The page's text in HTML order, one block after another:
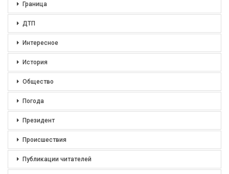
Граница
ДТП
Интересное
История
Общество
Погода
Президент
Происшествия
Публикации читателей